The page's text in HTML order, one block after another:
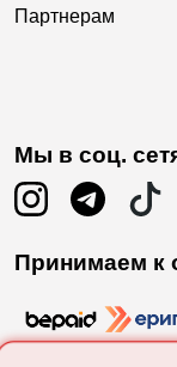
Партнерам
Мы в соц.
Принимаем к